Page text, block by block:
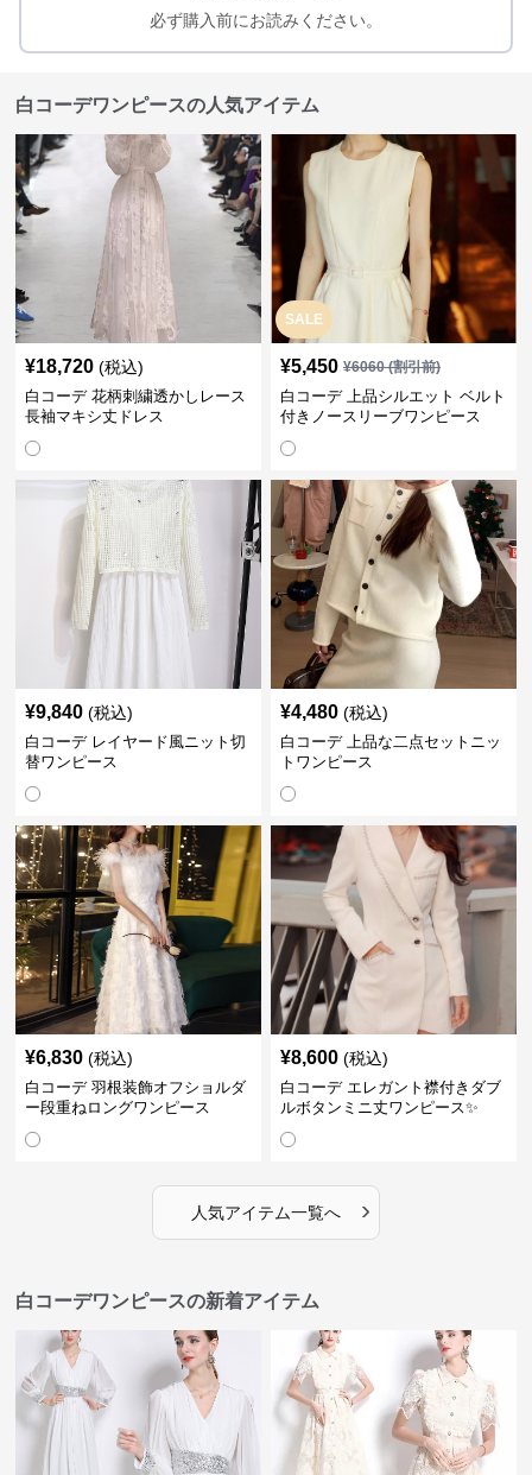
必ず購入前にお読みください。
白コーデワンピースの人気アイテム
¥18,720 (税込)
白コーデ 花柄刺繍透かしレース
長袖マキシ丈ドレス
SALE
¥5,450 ¥6060(割引前)
白コーデ 上品シルエット ベルト
付きノースリーブワンピース
¥9,840 (税込)
白コーデ レイヤード風ニット切
替ワンピース
¥4,480 (税込)
白コーデ 上品な二点セットニッ
トワンピース
¥6,830 (税込)
白コーデ 羽根装飾オフショルダ
ー段重ねロングワンピース
¥8,600 (税込)
白コーデ エレガント襟付きダブ
ルボタンミニ丈ワンピース✨
人気アイテム一覧へ ›
白コーデワンピースの新着アイテム